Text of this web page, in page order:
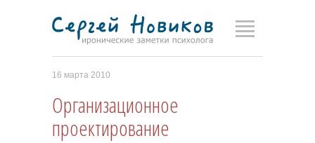
16 марта 2010
Организационное
проектирование